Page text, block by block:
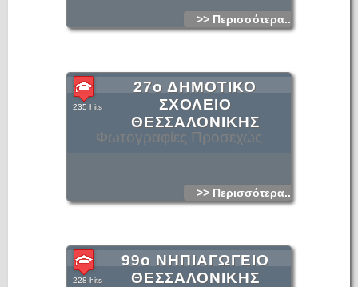
>> Περισσότερα...
Φωτογραφίες Προσεχώς
27ο ΔΗΜΟΤΙΚΟ
ΣΧΟΛΕΙΟ
ΘΕΣΣΑΛΟΝΙΚΗΣ
235 hits
>> Περισσότερα...
99ο ΝΗΠΙΑΓΩΓΕΙΟ
ΘΕΣΣΑΛΟΝΙΚΗΣ
228 hits